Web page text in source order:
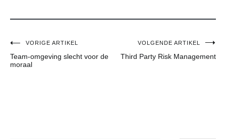
Bericht
navigatie
VORIGE ARTIKEL
Team-omgeving slecht voor de
moraal
VOLGENDE ARTIKEL
Third Party Risk Management